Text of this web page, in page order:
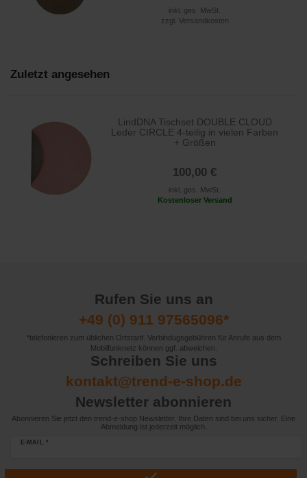
inkl. ges. MwSt.
zzgl. Versandkosten
Zuletzt angesehen
LindDNA Tischset DOUBLE CLOUD
Leder CIRCLE 4-teilig in vielen Farben
+ Größen
100,00 €
inkl. ges. MwSt.
Kostenloser Versand
Rufen Sie uns an
+49 (0) 911 97565096*
*telefonieren zum üblichen Ortstarif. Verbindugsgebühren für Anrufe aus dem
Mobilfunknetz können ggf. abweichen.
Schreiben Sie uns
kontakt@trend-e-shop.de
Newsletter abonnieren
Abonnieren Sie jetzt den trend-e-shop Newsletter. Ihre Daten sind bei uns sicher. Eine
Abmeldung ist jederzeit möglich.
E-MAIL *